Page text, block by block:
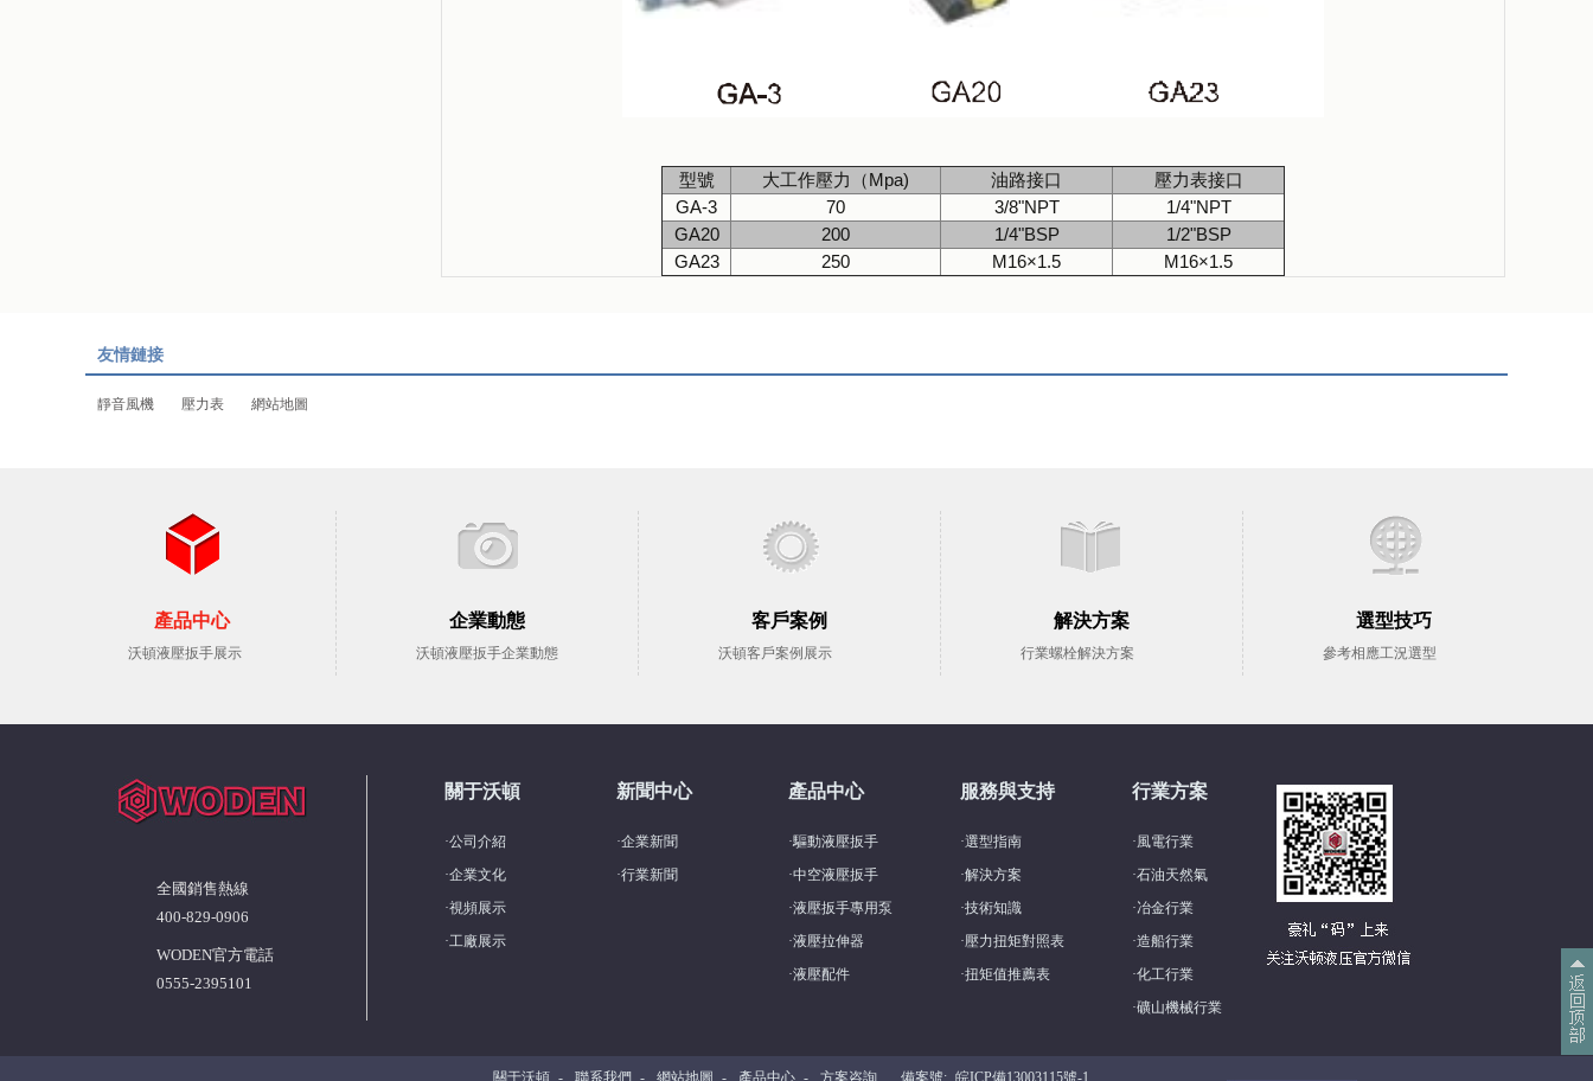
型號 大工作壓力（ Mpa) 油路接口
壓力表接口
GA-3
70 3/8"NPT
1/4"NPT
GA20
200 1/4"BSP
1/2"BSP
GA23
250 M16×1.5 M16×1.5
友情鏈接
靜音風機 壓力表 網站地圖
產品中心
沃頓液壓扳手展示
企業動態
沃頓液壓扳手企業動態
客戶案例
沃頓客戶案例展示
解決方案
行業螺栓解決方案
選型技巧
參考相應工況選型
全國銷售熱線
400-829-0906
WODEN官方電話
0555-2395101
關于沃頓
·公司介紹
·企業文化
·視頻展示
·工廠展示
新聞中心
·企業新聞
·行業新聞
產品中心
·驅動液壓扳手
·中空液壓扳手
·液壓扳手專用泵
·液壓拉伸器
·液壓配件
服務與支持
·選型指南
·解決方案
·技術知識
·壓力扭矩對照表
·扭矩值推薦表
行業方案
·風電行業
·石油天然氣
·冶金行業
·造船行業
·化工行業
·礦山機械行業
關于沃頓 - 聯系我們 - 網站地圖 - 產品中心 - 方案咨詢 備案號: 皖ICP備13003115號-1